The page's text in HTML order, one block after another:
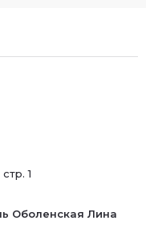
1
Оболенская Лина